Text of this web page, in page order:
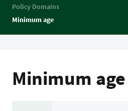
Policy Domains
Minimum age
Minimum age